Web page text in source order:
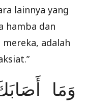
lainnya yang
hamba dan
adalah
وَمَا